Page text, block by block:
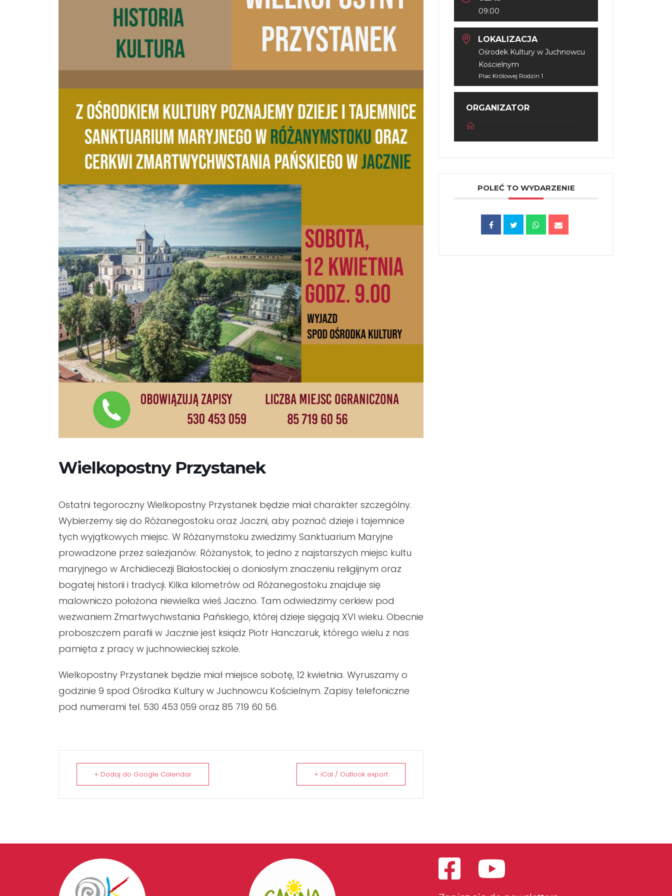
Wielkopostny Przystanek
Ostatni tegoroczny Wielkopostny Przystanek będzie miał charakter szczególny.
Wybierzemy się do Różanegostoku oraz Jaczni, aby poznać dzieje i tajemnice
tych wyjątkowych miejsc. W Różanymstoku zwiedzimy Sanktuarium Maryjne
prowadzone przez salezjanów. Różanystok, to jedno z najstarszych miejsc kultu
maryjnego w Archidiecezji Białostockiej o doniosłym znaczeniu religijnym oraz
bogatej historii i tradycji. Kilka kilometrów od Różanegostoku znajduje się
malowniczo położona niewielka wieś Jaczno. Tam odwiedzimy cerkiew pod
wezwaniem Zmartwychwstania Pańskiego, której dzieje sięgają XVI wieku. Obecnie
proboszczem parafii w Jacznie jest ksiądz Piotr Hanczaruk, którego wielu z nas
pamięta z pracy w juchnowieckiej szkole.
Wielkopostny Przystanek będzie miał miejsce sobotę, 12 kwietnia. Wyruszamy o
godzinie 9 spod Ośrodka Kultury w Juchnowcu Kościelnym. Zapisy telefoniczne
pod numerami tel. 530 453 059 oraz 85 719 60 56.
+ Dodaj do Google Calendar + iCal / Outlook export
09:00
LOKALIZACJA
Ośrodek Kultury w Juchnowcu
Kościelnym
Plac Królowej Rodzin 1
ORGANIZATOR
POLEĆ TO WYDARZENIE